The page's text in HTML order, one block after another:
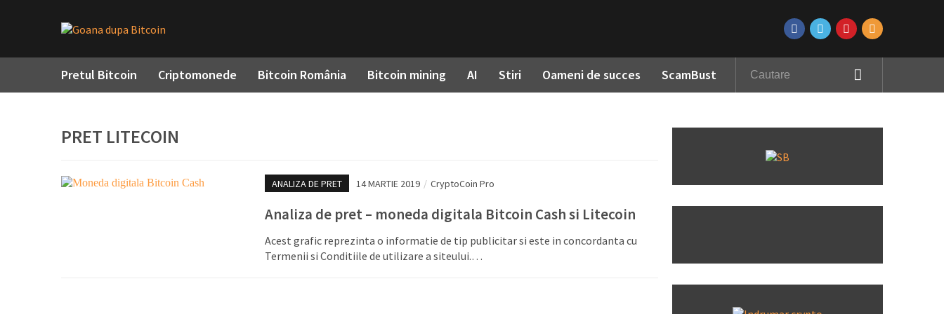
Pretul Bitcoin Criptomonede Bitcoin România Bitcoin mining AI Stiri Oameni de succes ScamBust
PRET LITECOIN
ANALIZA DE PRET 14 MARTIE 2019 / CryptoCoin Pro
Analiza de pret – moneda digitala Bitcoin Cash si Litecoin
Acest grafic reprezinta o informatie de tip publicitar si este in concordanta cu
Termenii si Conditiile de utilizare a siteului.…